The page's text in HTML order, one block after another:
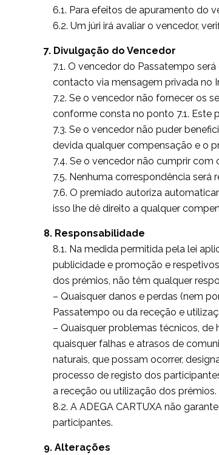
6.1. Para efeitos de apuramento do
6.2. Um júri irá avaliar o vencedor,
7. Divulgação do Vencedor
7.1. O vencedor do Passatempo
contacto via mensagem privada no
7.2. Se o vencedor não fornecer os
conforme consta no ponto 7.1. Este
7.3. Se o vencedor não puder
devida qualquer compensação e o
7.4. Se o vencedor não cumprir
7.5. Nenhuma correspondência
7.6. O premiado autoriza
isso lhe dê direito a qualquer
8. Responsabilidade
8.1. Na medida permitida pela lei
publicidade e promoção e
dos prémios, não têm qualquer
– Quaisquer danos e perdas (nem
Passatempo ou da receção e
– Quaisquer problemas técnicos,
quaisquer falhas e atrasos de
naturais, que possam ocorrer,
processo de registo dos
a receção ou utilização dos prémios.
8.2. A ADEGA CARTUXA não
participantes.
9. Alterações